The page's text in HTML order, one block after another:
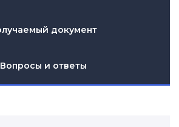
документ
Вопросы и ответы